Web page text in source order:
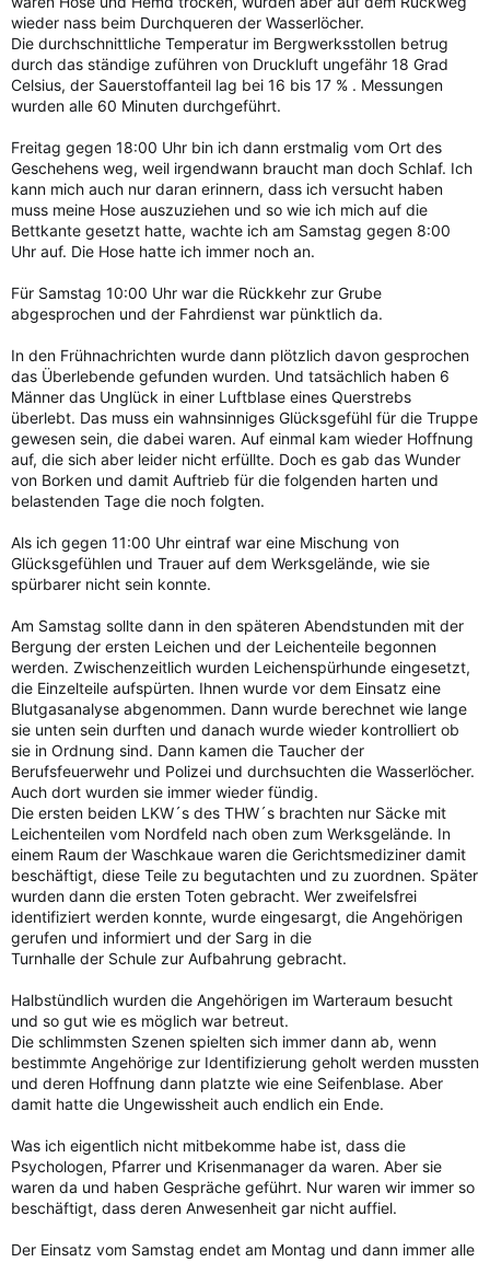
wieder nass beim Durchqueren der Wasserlöcher.
Die durchschnittliche Temperatur im Bergwerksstollen betrug
durch das ständige zuführen von Druckluft ungefähr 18 Grad
Celsius, der Sauerstoffanteil lag bei 16 bis 17 % . Messungen
wurden alle 60 Minuten durchgeführt.
Freitag gegen 18:00 Uhr bin ich dann erstmalig vom Ort des
Geschehens weg, weil irgendwann braucht man doch Schlaf. Ich
kann mich auch nur daran erinnern, dass ich versucht haben
muss meine Hose auszuziehen und so wie ich mich auf die
Bettkante gesetzt hatte, wachte ich am Samstag gegen 8:00
Uhr auf. Die Hose hatte ich immer noch an.
Für Samstag 10:00 Uhr war die Rückkehr zur Grube
abgesprochen und der Fahrdienst war pünktlich da.
In den Frühnachrichten wurde dann plötzlich davon gesprochen
das Überlebende gefunden wurden. Und tatsächlich haben 6
Männer das Unglück in einer Luftblase eines Querstrebs
überlebt. Das muss ein wahnsinniges Glücksgefühl für die Truppe
gewesen sein, die dabei waren. Auf einmal kam wieder Hoffnung
auf, die sich aber leider nicht erfüllte. Doch es gab das Wunder
von Borken und damit Auftrieb für die folgenden harten und
belastenden Tage die noch folgten.
Als ich gegen 11:00 Uhr eintraf war eine Mischung von
Glücksgefühlen und Trauer auf dem Werksgelände, wie sie
spürbarer nicht sein konnte.
Am Samstag sollte dann in den späteren Abendstunden mit der
Bergung der ersten Leichen und der Leichenteile begonnen
werden. Zwischenzeitlich wurden Leichenspürhunde eingesetzt,
die Einzelteile aufspürten. Ihnen wurde vor dem Einsatz eine
Blutgasanalyse abgenommen. Dann wurde berechnet wie lange
sie unten sein durften und danach wurde wieder kontrolliert ob
sie in Ordnung sind. Dann kamen die Taucher der
Berufsfeuerwehr und Polizei und durchsuchten die Wasserlöcher.
Auch dort wurden sie immer wieder fündig.
Die ersten beiden LKW´s des THW´s brachten nur Säcke mit
Leichenteilen vom Nordfeld nach oben zum Werksgelände. In
einem Raum der Waschkaue waren die Gerichtsmediziner damit
beschäftigt, diese Teile zu begutachten und zu zuordnen. Später
wurden dann die ersten Toten gebracht. Wer zweifelsfrei
identifiziert werden konnte, wurde eingesargt, die Angehörigen
gerufen und informiert und der Sarg in die
Turnhalle der Schule zur Aufbahrung gebracht.
Halbstündlich wurden die Angehörigen im Warteraum besucht
und so gut wie es möglich war betreut.
Die schlimmsten Szenen spielten sich immer dann ab, wenn
bestimmte Angehörige zur Identifizierung geholt werden mussten
und deren Hoffnung dann platzte wie eine Seifenblase. Aber
damit hatte die Ungewissheit auch endlich ein Ende.
Was ich eigentlich nicht mitbekomme habe ist, dass die
Psychologen, Pfarrer und Krisenmanager da waren. Aber sie
waren da und haben Gespräche geführt. Nur waren wir immer so
beschäftigt, dass deren Anwesenheit gar nicht auffiel.
Der Einsatz vom Samstag endet am Montag und dann immer alle